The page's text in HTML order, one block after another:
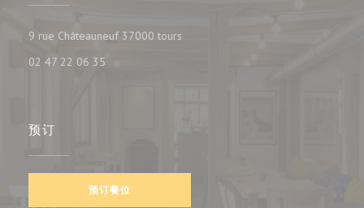
9 rue Châteauneuf 37000 tours
02 47 22 06 35
预订
预订餐位